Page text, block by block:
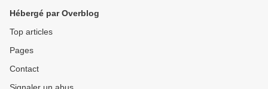
Hébergé par Overblog
Top articles
Pages
Contact